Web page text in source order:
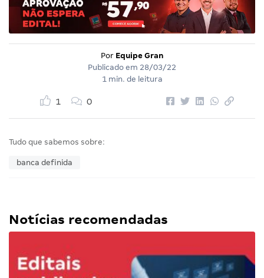
Por Equipe Gran
Publicado em 28/03/22
1 min. de leitura
1 0
Tudo que sabemos sobre:
banca definida
Notícias recomendadas